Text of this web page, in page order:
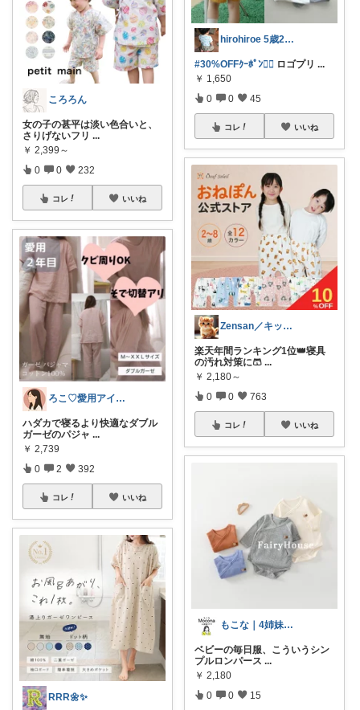
ころろん
女の子の甚平は淡い色合いと、
さりげないフリ ...
￥ 2,399～
0 0 232
コレ いいね
ろこ♡愛用アイテム❤️
ハダカで寝るより快適なダブル
ガーゼのパジャ ...
￥ 2,739
0 2 392
コレ いいね
RRR🌼✨
hirohiroe 5歳2歳👦👧
#30%OFFｸｰﾎﾟﾝ❤️‍🔥 ロゴプリ ...
￥ 1,650
0 0 45
コレ いいね
Zensan／キッズ☆ベビーROOM
楽天年間ランキング1位👑寝具
の汚れ対策に🩳 ...
￥ 2,180～
0 0 763
コレ いいね
もこな｜4姉妹ママ×子供のも×家事ラク
ベビーの毎日服、こういうシン
プルロンパース ...
￥ 2,180
0 0 15